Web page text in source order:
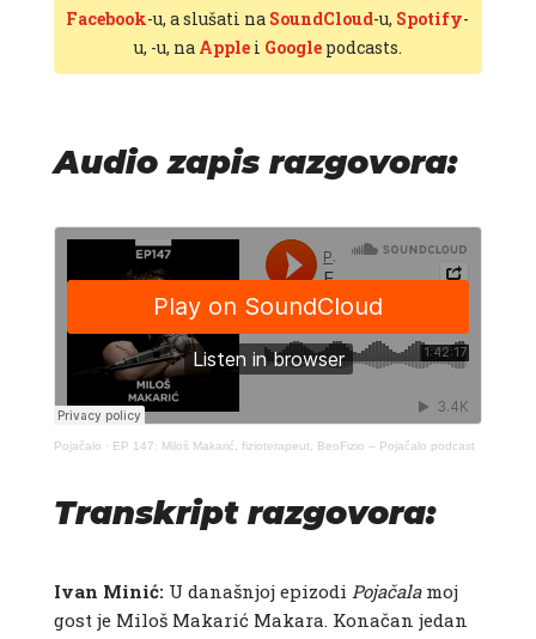
Facebook-u, a slušati na SoundCloud-u, Spotify-
u, -u, na Applei Googlepodcasts.
Audio zapis razgovora:
Pojačalo · EP 147: Miloš Makarić, fizioterapeut, BeoFizio – Pojačalo podcast
Transkript razgovora:
Ivan Minić: U današnjoj epizodi Pojačalamoj
gost je Miloš Makarić Makara. Konačan jedan